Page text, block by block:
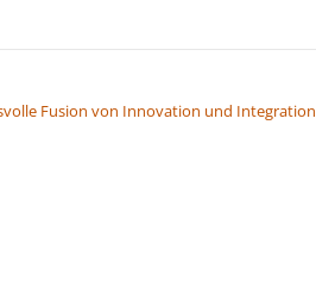
Fusion von Innovation und Integration